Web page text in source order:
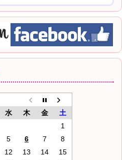
水 木 金
土
1
5 6 7
8
12 13 14
15